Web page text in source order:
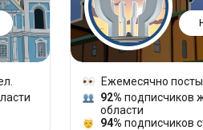
Ежемесячно
92% подписчиков
области
94% подписчиков